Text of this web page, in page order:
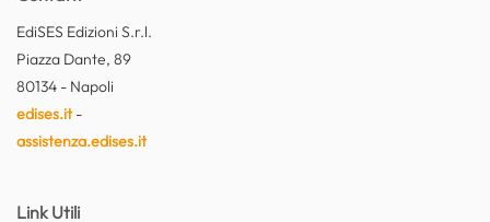
EdiSES Edizioni S.r.l.
Piazza Dante, 89
80134 - Napoli
edises.it-
assistenza.edises.it
Link Utili